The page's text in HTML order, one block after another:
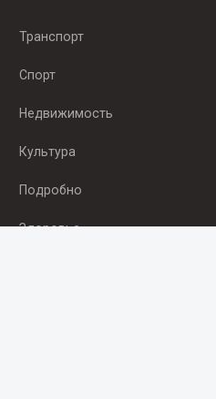
Транспорт
Спорт
Недвижимость
Культура
Подробно
Здоровье